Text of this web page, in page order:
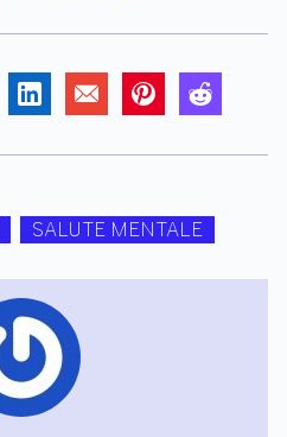
SALUTE MENTALE